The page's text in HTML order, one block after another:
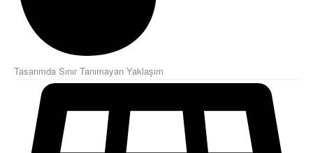
Tasarımda Sınır Tanımayan Yaklaşım